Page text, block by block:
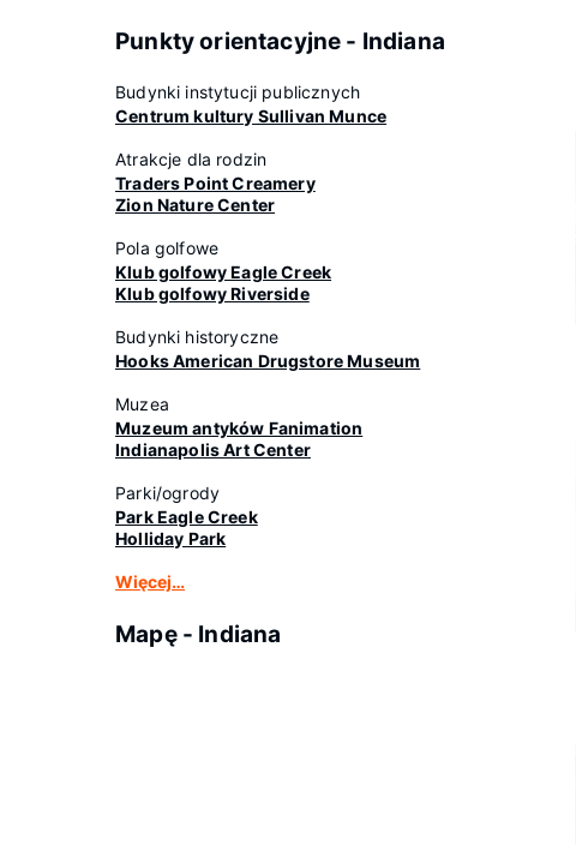
Punkty orientacyjne - Indiana
Budynki instytucji publicznych
Centrum kultury Sullivan Munce
Atrakcje dla rodzin
Traders Point Creamery
Zion Nature Center
Pola golfowe
Klub golfowy Eagle Creek
Klub golfowy Riverside
Budynki historyczne
Hooks American Drugstore Museum
Muzea
Muzeum antyków Fanimation
Indianapolis Art Center
Parki/ogrody
Park Eagle Creek
Holliday Park
Więcej…
Mapę - Indiana